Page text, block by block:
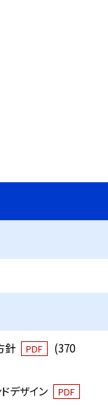
針 PDF
(370
デザイン
PDF